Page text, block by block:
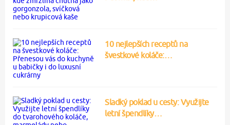
10 nejlepších receptů na
švestkové koláče:…
Sladký poklad u cesty: Využijte
letní špendlíky…